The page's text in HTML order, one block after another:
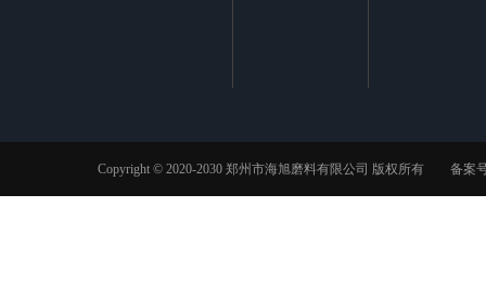
Copyright © 2020-2030 郑州市海旭磨料有限公司 版权所有 备案